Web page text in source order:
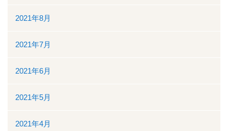
2021年8月
2021年7月
2021年6月
2021年5月
2021年4月